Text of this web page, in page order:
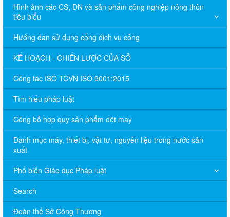
Hình ảnh các CS, DN và sản phẩm công nghiệp nông thôn
tiêu biểu
Hướng dẫn sử dụng cổng dịch vụ công
KẾ HOẠCH - CHIẾN LƯỢC CỦA SỞ
Công tác ISO TCVN ISO 9001:2015
Tìm hiểu pháp luật
Công bố hợp quy sản phẩm dệt may
Danh mục máy, thiết bị, vật tư, nguyên liệu trong nước sản
xuất
Phổ biến Giáo dục Pháp luật
Search
Đoàn thể Sở Công Thương